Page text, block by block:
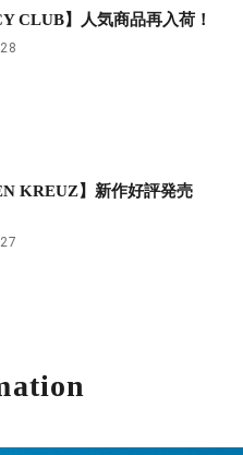
CLUB】人気商品再入荷！
KREUZ】新作好評発売